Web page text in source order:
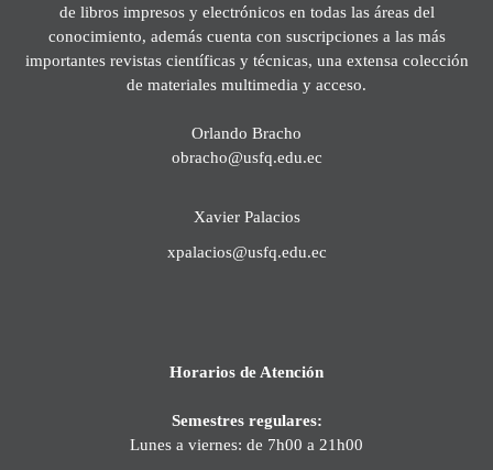
de libros impresos y electrónicos en todas las áreas del
conocimiento, además cuenta con suscripciones a las más
importantes revistas científicas y técnicas, una extensa colección
de materiales multimedia y acceso.
Orlando Bracho
obracho@usfq.edu.ec
Xavier Palacios
xpalacios@usfq.edu.ec
Horarios de Atención
Semestres regulares:
Lunes a viernes: de 7h00 a 21h00